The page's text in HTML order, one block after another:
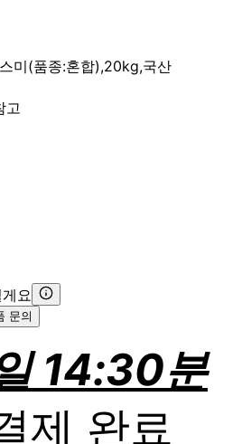
미(품종:혼합),20kg,국산
고
요
문의
14:30분
제 완료